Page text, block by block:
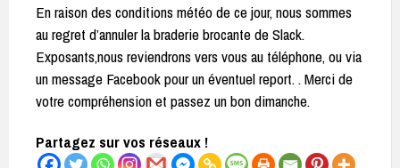
En raison des conditions météo de ce jour, nous sommes
au regret d’annuler la braderie brocante de Slack.
Exposants,nous reviendrons vers vous au téléphone, ou via
un message Facebook pour un éventuel report. . Merci de
votre compréhension et passez un bon dimanche.
Partagez sur vos réseaux !